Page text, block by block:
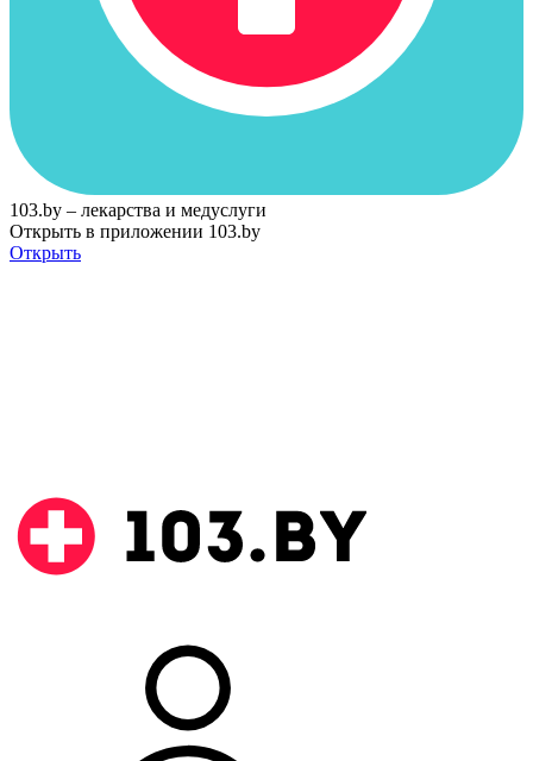
103.by – лекарства и медуслуги
Открыть в приложении 103.by
Открыть